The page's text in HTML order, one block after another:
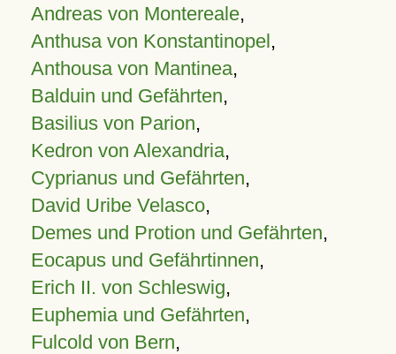
Andreas von Montereale,
Anthusa von Konstantinopel,
Anthousa von Mantinea,
Balduin und Gefährten,
Basilius von Parion,
Kedron von Alexandria,
Cyprianus und Gefährten,
David Uribe Velasco,
Demes und Protion und Gefährten,
Eocapus und Gefährtinnen,
Erich II. von Schleswig,
Euphemia und Gefährten,
Fulcold von Bern,